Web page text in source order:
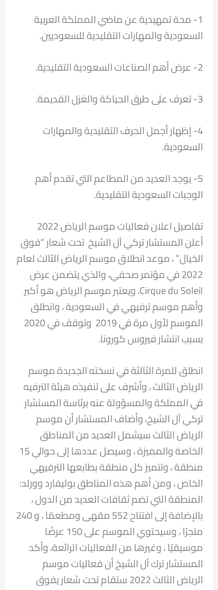
1- محة تمهيدية عن ماضي المملكة العربية
السعودية والمهارات التقليدية للسعوديين.
2- عرض أهم الصناعات السعودية التقليدية.
3- تعرف على طرق الحياكة والغزل القديمة.
4- إظهار أجمل الحرف التقليدية والمهارات
السعودية.
5- يوجد العديد من المطاعم التي تقدم أهم
الوجبات السعودية التقليدية.
تفاصيل اعلان فعاليات موسم الرياض 2022
أعلن المستشار تركي آل الشيخ تحت شعار “فوق
الخيال” ، موعد انطلاق موسم الرياض الثالث لعام
2022 في مؤتمر صحفي، والذي يتضمن عرض
Cirque du Soleil، ويعتبر موسم الرياض هو أكبر
وأهم موسم ترفيهي في السعودية ، وانطلق
الموسم لأول مرة في 2019 وتوقف في 2020
بسبب انتشار فيروس كورونا.
انطلق للمرة الثالثة في نسخته الجديدة موسم
الرياض الثالث ، وأشرف على تنفيذه هيئة الترفيه
في المملكة والمسؤولة عنه برئاسة المستشار
تركي آل الشيخ، وأضاف المستشار أن موسم
الرياض الثالث سيشمل العديد من المناطق
الخاصة والمميزة ، وسيصل عددها إلى حوالي 15
منطقة ، وتتميز كل منطقة بطابعها الترفيهي
الخاص ، ومن أهم هذه المناطق بوليفارد وورلد:
المنطقة التي تضم ثقافات العديد من الدول ،
بالإضافة إلى افتتاح 552 مقهى ومطعمًا ، و 240
متجرًا ، وسيحتوي الموسم على 150 عرضًا
موسيقيًا ، وغيرها من الفعاليات الرائعة، وأكد
المستشار ترك آل الشيخ أن فعاليات موسم
الرياض الثالث 2022 ستقام تحت شعار يفوق